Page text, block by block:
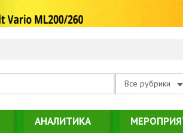
Все рубрики
АНАЛИТИКА